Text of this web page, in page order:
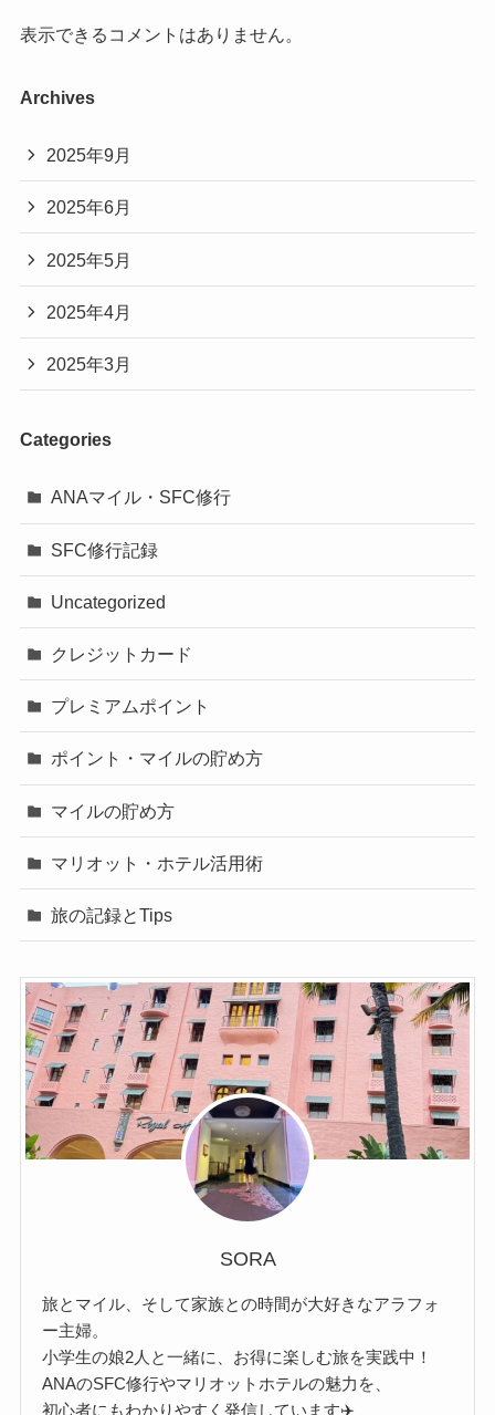
表示できるコメントはありません。
Archives
2025年9月
2025年6月
2025年5月
2025年4月
2025年3月
Categories
ANAマイル・SFC修行
SFC修行記録
Uncategorized
クレジットカード
プレミアムポイント
ポイント・マイルの貯め方
マイルの貯め方
マリオット・ホテル活用術
旅の記録とTips
SORA
旅とマイル、そして家族との時間が大好きなアラフォ
ー主婦。
小学生の娘2人と一緒に、お得に楽しむ旅を実践中！
ANAのSFC修行やマリオットホテルの魅力を、
初心者にもわかりやすく発信しています✈️